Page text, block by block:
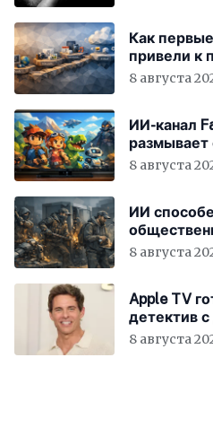
Как
привели к
8 августа
ИИ-канал
размывает
8 августа
ИИ
всём мире
8 августа
Apple TV
детектив
8 августа